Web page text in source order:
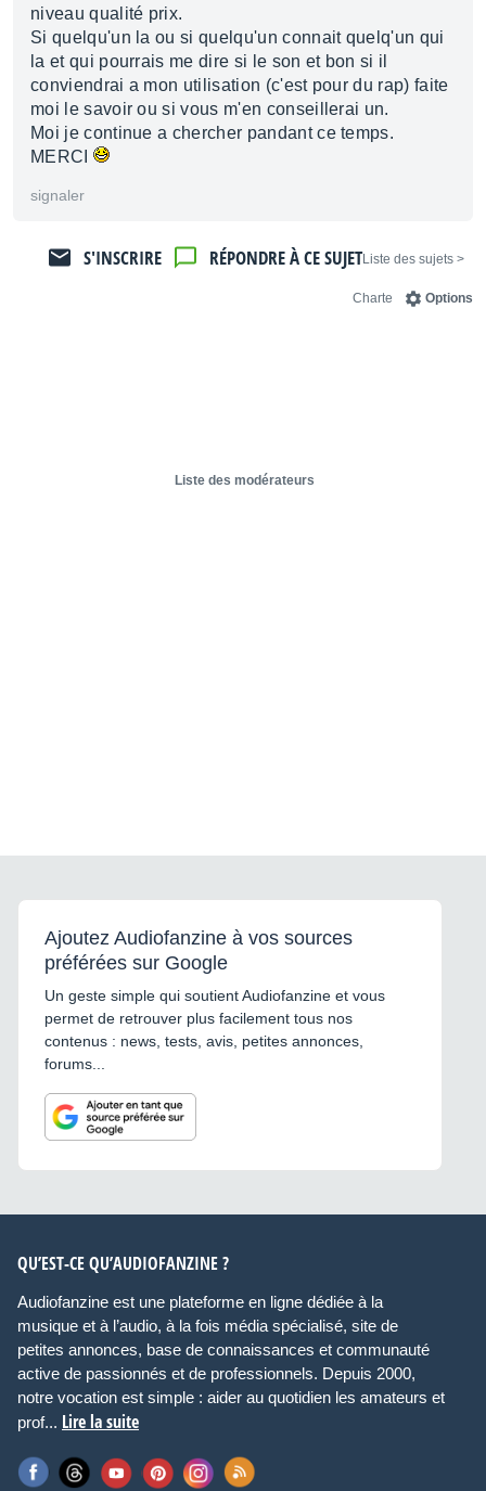
niveau qualité prix.
Si quelqu'un la ou si quelqu'un connait quelq'un qui
la et qui pourrais me dire si le son et bon si il
conviendrai a mon utilisation (c'est pour du rap) faite
moi le savoir ou si vous m'en conseillerai un.
Moi je continue a chercher pandant ce temps.
MERCI
signaler
< Liste des sujets
RÉPONDRE À CE SUJET
S'INSCRIRE
Options
Charte
Liste des modérateurs
Ajoutez Audiofanzine à vos sources
préférées sur Google
Un geste simple qui soutient Audiofanzine et vous
permet de retrouver plus facilement tous nos
contenus : news, tests, avis, petites annonces,
forums...
QU’EST-CE QU’AUDIOFANZINE ?
Audiofanzine est une plateforme en ligne dédiée à la
musique et à l’audio, à la fois média spécialisé, site de
petites annonces, base de connaissances et communauté
active de passionnés et de professionnels. Depuis 2000,
notre vocation est simple : aider au quotidien les amateurs et
prof... Lire la suite